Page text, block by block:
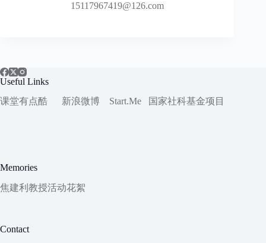
15117967419@126.com
Useful Links
课堂有点酷
新浪微博 Start.Me 国家社科基金项目
Memories
焦建利教授活动花絮
Contact